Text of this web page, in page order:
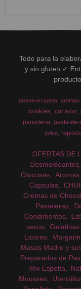
Todo para la
y sin gluten ✓
aroma-en-pasta
cookies cortador
panaderia pasta-de-
polvo
OFERTAS DE
Desmoldeantes
Glucosas
Aromas
Capsulas
Cremas de
Pasteleras
Condimentos
secos
Gelatinas
Licores
Masas Madre y
Preparados de
Mix Espelta
Mousses